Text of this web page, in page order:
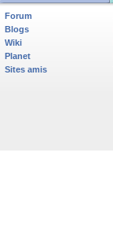
Forum
Blogs
Wiki
Planet
Sites amis